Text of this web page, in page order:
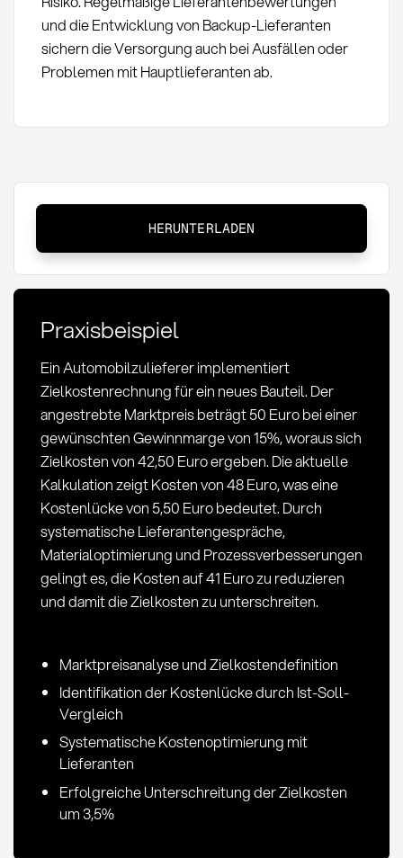
und die Entwicklung von Backup-Lieferanten
sichern die Versorgung auch bei Ausfällen oder
Problemen mit Hauptlieferanten ab.
Zielkostenrechnung:
Definition,
Methoden
und
im
Einkauf
HERUNTERLADEN
Praxisbeispiel
Ein Automobilzulieferer implementiert
Zielkostenrechnung für ein neues Bauteil. Der
angestrebte Marktpreis beträgt 50 Euro bei einer
gewünschten Gewinnmarge von 15%, woraus sich
Zielkosten von 42,50 Euro ergeben. Die aktuelle
Kalkulation zeigt Kosten von 48 Euro, was eine
Kostenlücke von 5,50 Euro bedeutet. Durch
systematische Lieferantengespräche,
Materialoptimierung und Prozessverbesserungen
gelingt es, die Kosten auf 41 Euro zu reduzieren
und damit die Zielkosten zu unterschreiten.
Marktpreisanalyse und Zielkostendefinition
Identifikation der Kostenlücke durch Ist-Soll-
Vergleich
Systematische Kostenoptimierung mit
Lieferanten
Erfolgreiche Unterschreitung der Zielkosten
um 3,5%